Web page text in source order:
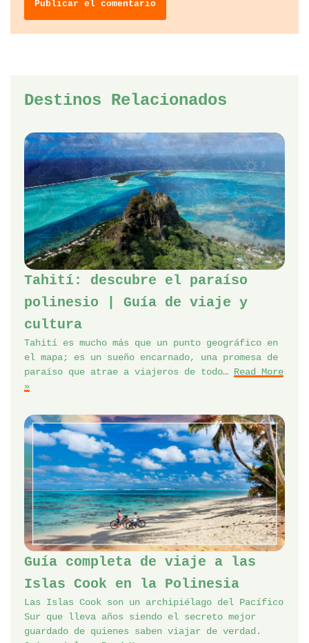
Destinos Relacionados
Tahití: descubre el paraíso
polinesio | Guía de viaje y
cultura
Tahití es mucho más que un punto geográfico en
el mapa; es un sueño encarnado, una promesa de
paraíso que atrae a viajeros de todo… Read More
»
Guía completa de viaje a las
Islas Cook en la Polinesia
Las Islas Cook son un archipiélago del Pacífico
Sur que lleva años siendo el secreto mejor
guardado de quienes saben viajar de verdad.